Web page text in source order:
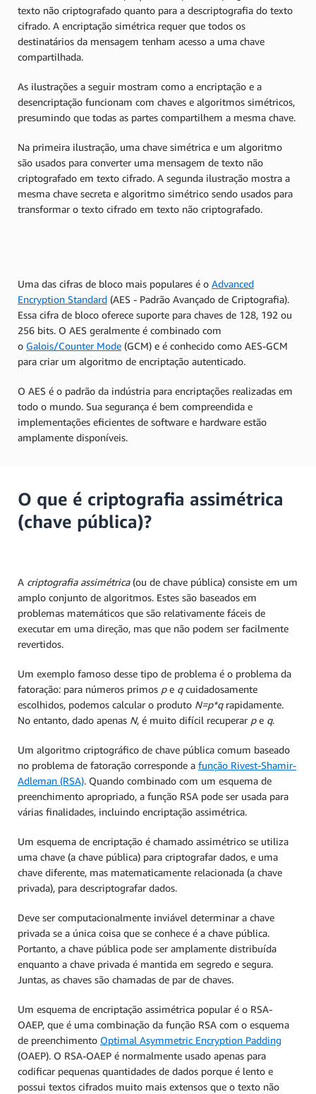
texto não criptografado quanto para a descriptografia do texto
cifrado. A encriptação simétrica requer que todos os
destinatários da mensagem tenham acesso a uma chave
compartilhada.
As ilustrações a seguir mostram como a encriptação e a
desencriptação funcionam com chaves e algoritmos simétricos,
presumindo que todas as partes compartilhem a mesma chave.
Na primeira ilustração, uma chave simétrica e um algoritmo
são usados para converter uma mensagem de texto não
criptografado em texto cifrado. A segunda ilustração mostra a
mesma chave secreta e algoritmo simétrico sendo usados para
transformar o texto cifrado em texto não criptografado.
Uma das cifras de bloco mais populares é o Advanced
Encryption Standard (AES - Padrão Avançado de Criptografia).
Essa cifra de bloco oferece suporte para chaves de 128, 192 ou
256 bits. O AES geralmente é combinado com
o Galois/Counter Mode (GCM) e é conhecido como AES-GCM
para criar um algoritmo de encriptação autenticado.
O AES é o padrão da indústria para encriptações realizadas em
todo o mundo. Sua segurança é bem compreendida e
implementações eficientes de software e hardware estão
amplamente disponíveis.
O que é criptografia assimétrica
(chave pública)?
A criptografia assimétrica (ou de chave pública) consiste em um
amplo conjunto de algoritmos. Estes são baseados em
problemas matemáticos que são relativamente fáceis de
executar em uma direção, mas que não podem ser facilmente
revertidos.
Um exemplo famoso desse tipo de problema é o problema da
fatoração: para números primos pe qcuidadosamente
escolhidos, podemos calcular o produto N=p*qrapidamente.
No entanto, dado apenas N, é muito difícil recuperar pe q.
Um algoritmo criptográfico de chave pública comum baseado
no problema de fatoração corresponde a função Rivest-Shamir-
Adleman (RSA). Quando combinado com um esquema de
preenchimento apropriado, a função RSA pode ser usada para
várias finalidades, incluindo encriptação assimétrica.
Um esquema de encriptação é chamado assimétrico se utiliza
uma chave (a chave pública) para criptografar dados, e uma
chave diferente, mas matematicamente relacionada (a chave
privada), para descriptografar dados.
Deve ser computacionalmente inviável determinar a chave
privada se a única coisa que se conhece é a chave pública.
Portanto, a chave pública pode ser amplamente distribuída
enquanto a chave privada é mantida em segredo e segura.
Juntas, as chaves são chamadas de par de chaves.
Um esquema de encriptação assimétrica popular é o RSA-
OAEP, que é uma combinação da função RSA com o esquema
de preenchimento Optimal Asymmetric Encryption Padding
(OAEP). O RSA-OAEP é normalmente usado apenas para
codificar pequenas quantidades de dados porque é lento e
possui textos cifrados muito mais extensos que o texto não